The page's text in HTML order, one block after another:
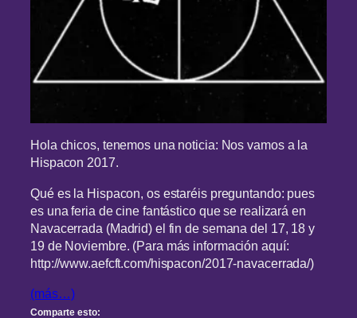
Hola chicos, tenemos una noticia: Nos vamos a la
Hispacon 2017.
Qué es la Hispacon, os estaréis preguntando: pues
es una feria de cine fantástico que se realizará en
Navacerrada (Madrid) el fin de semana del 17, 18 y
19 de Noviembre. (Para más información aquí:
http://www.aefcft.com/hispacon/2017-navacerrada/)
(más…)
Comparte esto: